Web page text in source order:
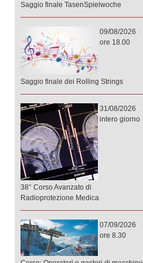
Saggio finale TasenSpielwoche
09/08/2026
ore 18.00
Saggio finale dei Rolling Strings
31/08/2026
intero giorno
38° Corso Avanzato di
Radioprotezione Medica
07/09/2026
ore 8.30